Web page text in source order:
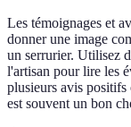
Les témoignages et
donner une image
un serrurier. Utilisez
l'artisan pour lire les
plusieurs avis
est souvent un bon